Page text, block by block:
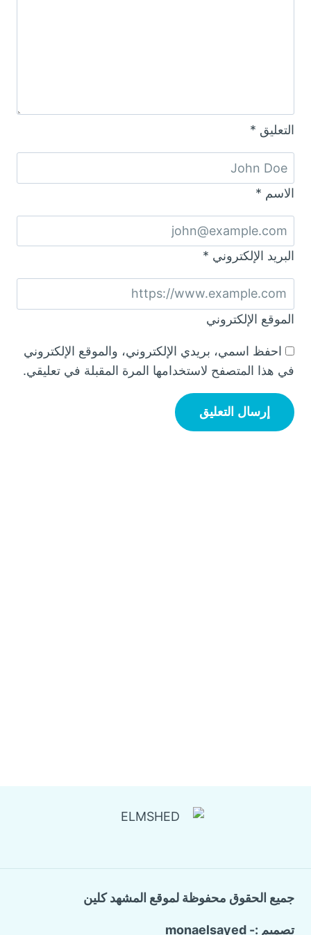
التعليق *
الاسم *
البريد الإلكتروني *
الموقع الإلكتروني
احفظ اسمي، بريدي الإلكتروني، والموقع الإلكتروني
في هذا المتصفح لاستخدامها المرة المقبلة في تعليقي.
جميع الحقوق محفوظة لموقع المشهد كلين
تصميم :- monaelsayed